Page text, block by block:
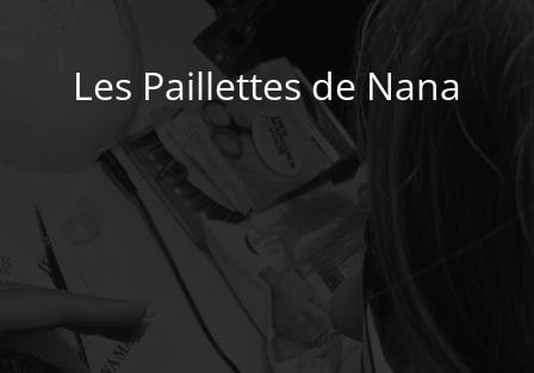
Les Paillettes de Nana